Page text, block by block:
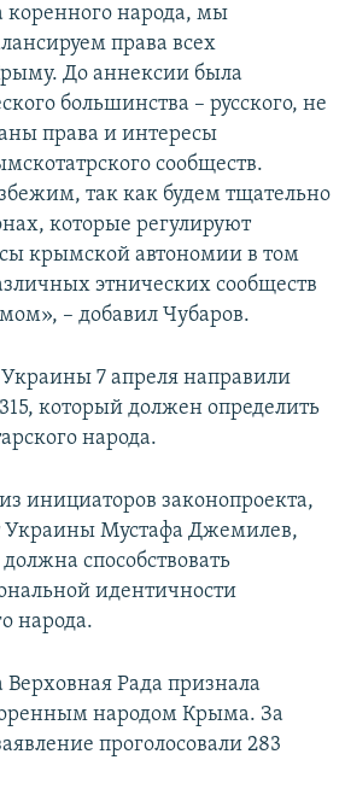
коренного народа, мы
права всех
До аннексии была
большинства – русского, не
права и интересы
сообществ.
так как будем тщательно
которые регулируют
крымской автономии в том
этнических сообществ
– добавил Чубаров.
7 апреля направили
который должен определить
народа.
инициаторов законопроекта,
Украины Мустафа Джемилев,
способствовать
идентичности
народа.
Верховная Рада признала
народом Крыма. За
проголосовали 283